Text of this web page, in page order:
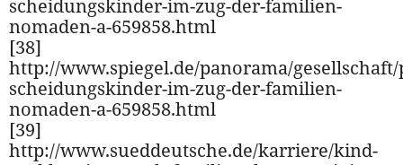
scheidungskinder-im-zug-der-familien-
nomaden-a-659858.html
[38]
http://www.spiegel.de/panorama/
scheidungskinder-im-zug-der-familien-
nomaden-a-659858.html
[39]
http://www.sueddeutsche.de/karriere/kind-